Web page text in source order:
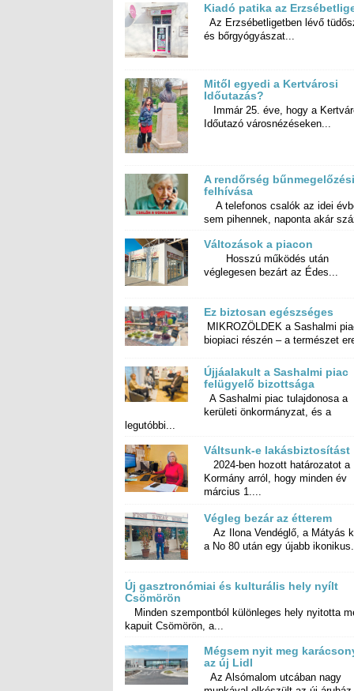
Kiadó patika az
Az Erzsébetligetben lévő
és bőrgyógyászat...
Mitől egyedi a Kertvárosi
Időutazás?
Immár 25. éve, hogy a
Időutazó városnézéseken...
A rendőrség bűnmegelőzési
felhívása
A telefonos csalók az idei
sem pihennek, naponta akár
Változások a piacon
Hosszú működés után
véglegesen bezárt az Édes...
Ez biztosan egészséges
MIKROZÖLDEK a Sashalmi
biopiaci részén – a természet
Újjáalakult a Sashalmi piac
felügyelő bizottsága
A Sashalmi piac tulajdonosa a
kerületi önkormányzat, és a
legutóbbi...
Váltsunk-e lakásbiztosítást
2024-ben hozott határozatot a
Kormány arról, hogy minden év
március 1....
Végleg bezár az étterem
Az Ilona Vendéglő, a Mátyás
a No 80 után egy újabb
Új gasztronómiai és kulturális hely nyílt
Csömörön
Minden szempontból különleges hely nyitotta
kapuit Csömörön, a...
Mégsem nyit meg
az új Lidl
Az Alsómalom utcában nagy